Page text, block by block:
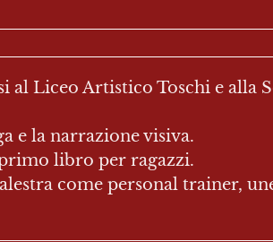
Liceo Artistico Toschi e alla
e la narrazione visiva.
libro per ragazzi.
come personal trainer,